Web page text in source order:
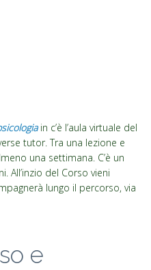
in c’è l’aula virtuale del
tutor. Tra una lezione e
una settimana. C’è un
All’inzio del Corso vieni
lungo il percorso, via
e